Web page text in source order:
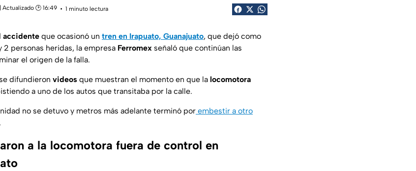
| Actualizado 🕑 16:49
1 minuto lectura
accidente que ocasionó un tren en Irapuato, Guanajuato, que dejó como
2 personas heridas, la empresa Ferromex señaló que continúan las
el origen de la falla.
difundieron videos que muestran el momento en que la locomotora
a uno de los autos que transitaba por la calle.
no se detuvo y metros más adelante terminó por embestir a otro
a la locomotora fuera de control en